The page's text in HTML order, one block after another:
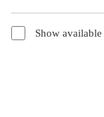
Show